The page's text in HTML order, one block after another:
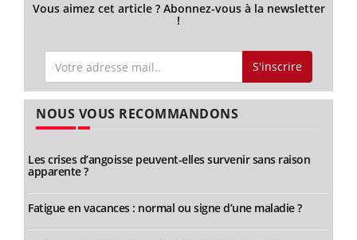
Vous aimez cet article ? Abonnez-vous à la newsletter
!
S'inscrire
NOUS VOUS RECOMMANDONS
Les crises d’angoisse peuvent-elles survenir sans raison
apparente ?
Fatigue en vacances : normal ou signe d’une maladie ?